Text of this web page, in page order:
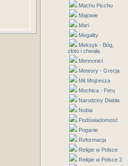
Machu Picchu
Majowie
Mari
Megality
Meksyk - Bóg,
złoto i chwała
Mennonici
Meteory - Grecja
Mit Mojżesza
Mochica - Peru
Narodziny Diabła
Nubia
Podświadomość
Poganie
Reformacja
Religie w Polsce
Religie w Polsce 2